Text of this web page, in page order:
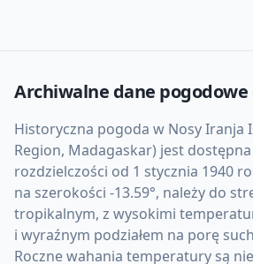
Archiwalne dane pogodowe
Historyczna pogoda w Nosy Iranja
Region, Madagaskar) jest
rozdzielczości od 1 stycznia 1940
na szerokości -13.59°, należy do
tropikalnym, z wysokimi
i wyraźnym podziałem na porę
Roczne wahania temperatury są